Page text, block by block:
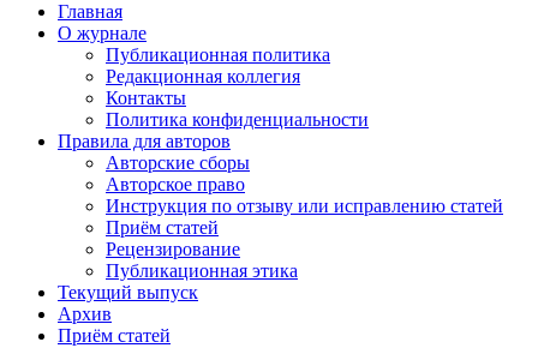
Главная
О журнале
Публикационная политика
Редакционная коллегия
Контакты
Политика конфиденциальности
Правила для авторов
Авторские сборы
Авторское право
Инструкция по отзыву или исправлению статей
Приём статей
Рецензирование
Публикационная этика
Текущий выпуск
Архив
Приём статей